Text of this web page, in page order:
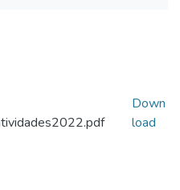
Down
load